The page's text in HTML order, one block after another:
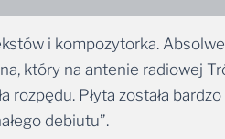
i kompozytorka.
który na antenie radiowej
Płyta została
debiutu”.